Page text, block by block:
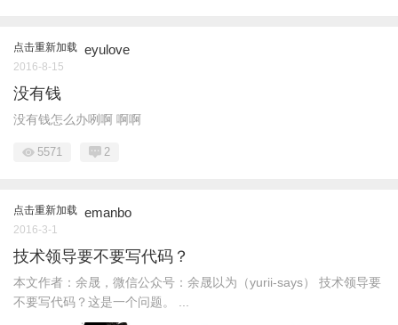
点击重新加载 eyulove
2016-8-15
没有钱
没有钱怎么办咧啊 啊啊
5571 2
点击重新加载 emanbo
2016-3-1
技术领导要不要写代码？
本文作者：余晟，微信公众号：余晟以为（yurii-says） 技术领导要
不要写代码？这是一个问题。 ...